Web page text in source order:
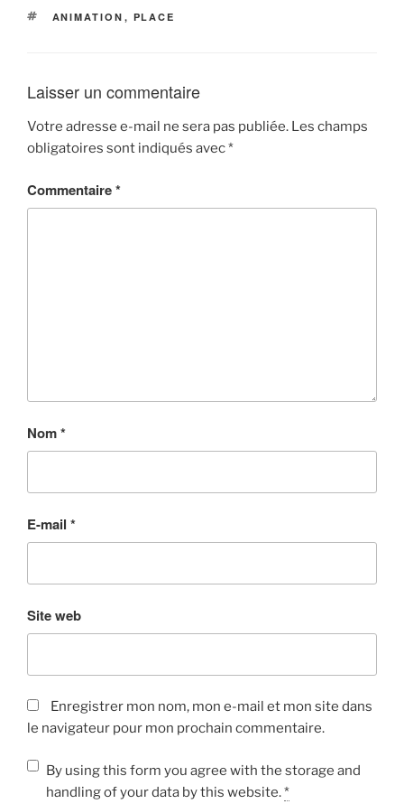
ÉTIQUETTES
ANIMATION , PLACE
Laisser un commentaire
Votre adresse e-mail ne sera pas publiée. Les champs
obligatoires sont indiqués avec*
Commentaire*
Nom*
E-mail *
Site web
Enregistrer mon nom, mon e-mail et mon site dans
le navigateur pour mon prochain commentaire.
By using this form you agree with the storage and
handling of your data by this website.*